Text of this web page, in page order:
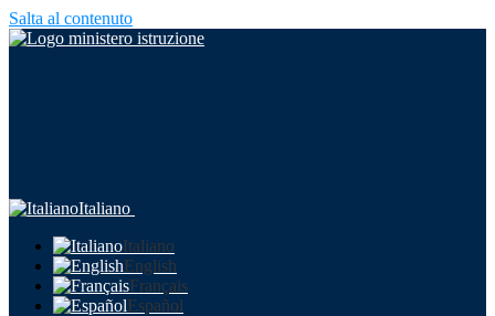
Salta al contenuto
Italiano
Italiano
English
Français
Español